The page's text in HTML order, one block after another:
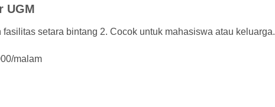
UGM
setara bintang 2. Cocok untuk mahasiswa atau keluarga.
malam